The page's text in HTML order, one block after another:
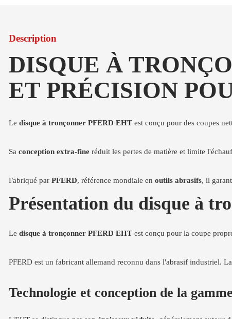
Description
DISQUE À
ET PRÉCISION
Le disque à tronçonner PFERD EHT est conçu pour des coupes
Sa conception extra-fine réduit les pertes de matière et limite
Fabriqué par PFERD, référence mondiale en outils abrasifs, il
Présentation du disque à
Le disque à tronçonner PFERD EHT est conçu pour la coupe
PFERD est un fabricant allemand reconnu dans l'abrasif industriel.
Technologie et conception de la